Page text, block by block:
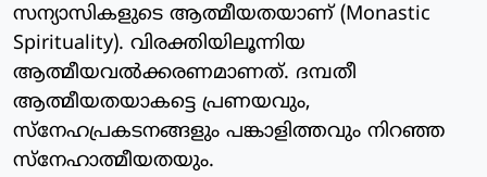
സന്യാസികളുടെ ആത്മീയതയാണ് (Monastic
Spirituality). വിരക്തിയിലൂന്നിയ
ആത്മീയവൽക്കരണമാണത്. ദമ്പതീ
ആത്മീയതയാകട്ടെ പ്രണയവും,
സ്നേഹപ്രകടനങ്ങളും പങ്കാളിത്തവും നിറഞ്ഞ
സ്നേഹാത്മീയതയും.